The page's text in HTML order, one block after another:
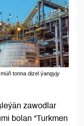
tonna dizel ýangyjy
zawodlar
bolan “Turkmen